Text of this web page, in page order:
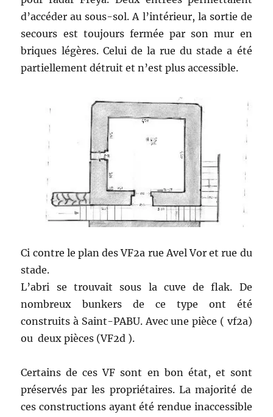
d’accéder au sous-sol. A l’intérieur, la sortie de
secours est toujours fermée par son mur en
briques légères. Celui de la rue du stade a été
partiellement détruit et n’est plus accessible.
Ci contre le plan des VF2a rue Avel Vor et rue du
stade.
L’abri se trouvait sous la cuve de flak. De
nombreux bunkers de ce type ont été
construits à Saint-PABU. Avec une pièce ( vf2a)
ou deux pièces (VF2d ).
Certains de ces VF sont en bon état, et sont
préservés par les propriétaires. La majorité de
ces constructions ayant été rendue inaccessible